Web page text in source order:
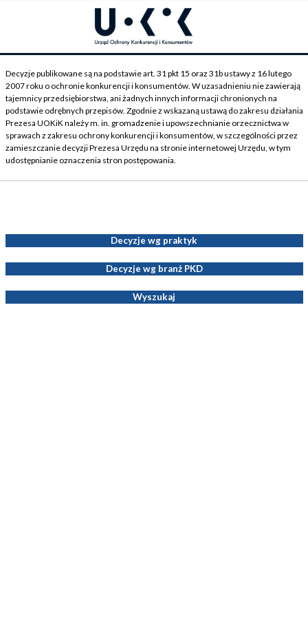
Decyzje publikowane są na podstawie art. 31 pkt 15 oraz 31b ustawy z 16 lutego
2007 roku o ochronie konkurencji i konsumentów. W uzasadnieniu nie zawierają
tajemnicy przedsiębiorstwa, ani żadnych innych informacji chronionych na
podstawie odrębnych przepisów. Zgodnie z wskazaną ustawą do zakresu działania
Prezesa UOKiK należy m. in. gromadzenie i upowszechnianie orzecznictwa w
sprawach z zakresu ochrony konkurencji i konsumentów, w szczególności przez
zamieszczanie decyzji Prezesa Urzędu na stronie internetowej Urzędu, w tym
udostępnianie oznaczenia stron postępowania.
Decyzje wg praktyk
Decyzje wg branż PKD
Wyszukaj